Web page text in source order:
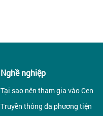
Nghề nghiệp
Tại sao nên tham gia vào Cen
Truyền thông đa phương tiện